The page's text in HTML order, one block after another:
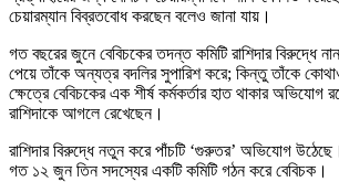
চেয়ারম্যান বিব্রতবোধ করছেন বলেও জানা যায়।
গত বছরের জুনে বেবিচকের তদন্ত কমিটি রাশিদার বিরুদ্ধে
পেয়ে তাঁকে অন্যত্র বদলির সুপারিশ করে; কিন্তু তাঁকে
ক্ষেত্রে বেবিচকের এক শীর্ষ কর্মকর্তার হাত থাকার অভিযোগ
রাশিদাকে আগলে রেখেছেন।
রাশিদার বিরুদ্ধে নতুন করে পাঁচটি ‘গুরুতর’ অভিযোগ
গত ১২ জুন তিন সদস্যের একটি কমিটি গঠন করে বেবিচক।